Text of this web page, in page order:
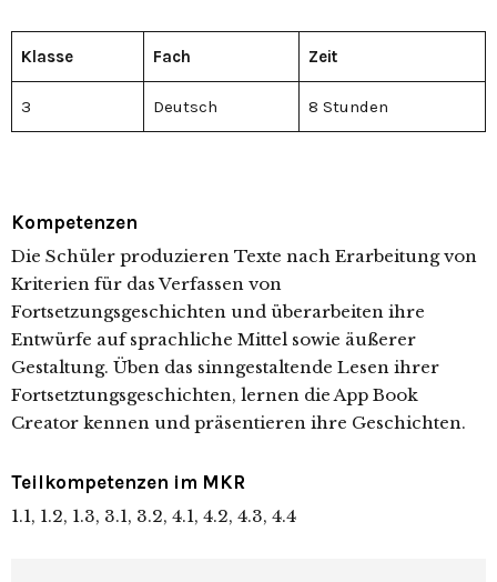
Klasse Fach Zeit
3 Deutsch 8 Stunden
Kompetenzen
Die Schüler produzieren Texte nach Erarbeitung von
Kriterien für das Verfassen von
Fortsetzungsgeschichten und überarbeiten ihre
Entwürfe auf sprachliche Mittel sowie äußerer
Gestaltung. Üben das sinngestaltende Lesen ihrer
Fortsetztungsgeschichten, lernen die App Book
Creator kennen und präsentieren ihre Geschichten.
Teilkompetenzen im MKR
1.1, 1.2, 1.3, 3.1, 3.2, 4.1, 4.2, 4.3, 4.4